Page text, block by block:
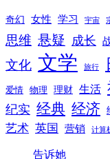
奇幻 女性 学习 宇宙
思维 悬疑 成长
文化 文学 旅行
爱情 物理 理财 生活
纪实 经典 经济
艺术 英国 营销 计算
告诉她